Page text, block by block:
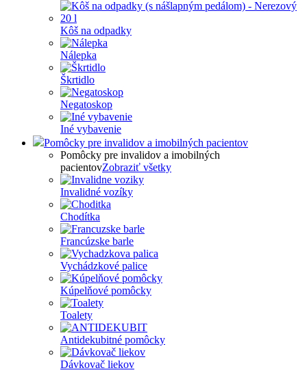
Kôš na odpadky
Nálepka
Škrtidlo
Negatoskop
Iné vybavenie
Pomôcky pre invalidov a imobilných pacientov
Pomôcky pre invalidov a imobilných
pacientovZobraziť všetky
Invalidné vozíky
Chodítka
Francúzske barle
Vychádzkové palice
Kúpelňové pomôcky
Toalety
Antidekubitné pomôcky
Dávkovač liekov